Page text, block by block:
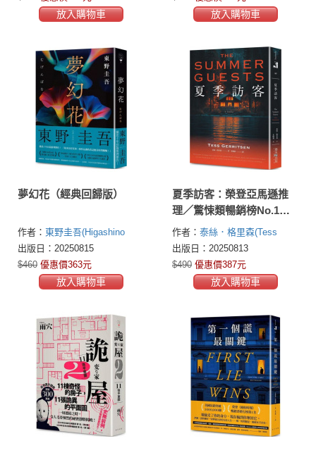
放入購物車 放入購物車
夢幻花（經典回歸版）
作者： 東野圭吾(Higashino
Keigo)
出版日：20250815
$460 優惠價363元
放入購物車
夏季訪客：榮登亞馬遜推
理／驚悚類暢銷榜No.1！
醫學驚悚天后泰絲．格里
森最新懸疑大作
作者： 泰絲．格里森(Tess
Gerritsen)
出版日：20250813
$490 優惠價387元
放入購物車